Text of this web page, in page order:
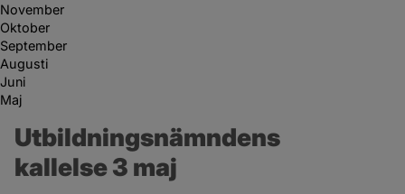
November
Oktober
September
Augusti
Juni
Maj
Utbildningsnämndens
kallelse 3 maj